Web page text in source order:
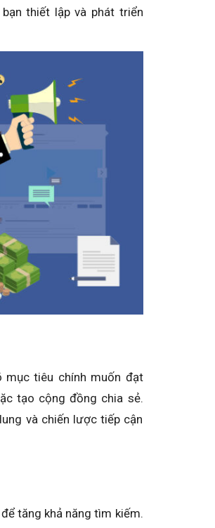
thiết lập và phát triển
mục tiêu chính muốn đạt
tạo cộng đồng chia sẻ.
và chiến lược tiếp cận
tăng khả năng tìm kiếm.